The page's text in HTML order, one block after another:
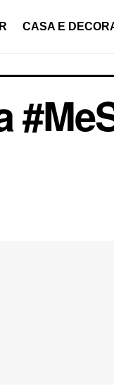
CASA E